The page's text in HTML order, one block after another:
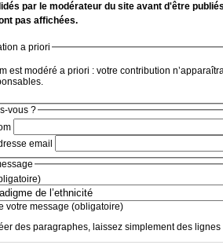
par le modérateur du site avant d'être
pas affichées.
a priori
est modéré a priori : votre contribution
vous ?
email
votre message (obligatoire)
des paragraphes, laissez simplement des lignes